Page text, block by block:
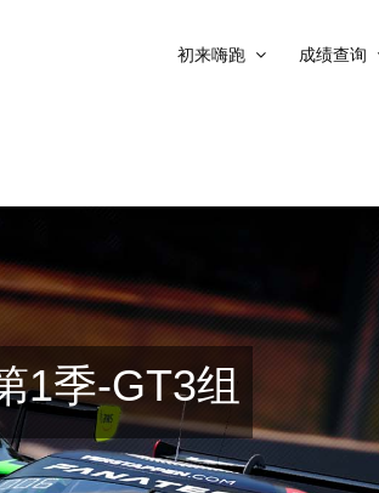
初来嗨跑 成绩查询
1季-GT3组